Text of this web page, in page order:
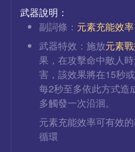
武器說明：
副詞條： 元素充能效率
武器特效：施放元素
果，在攻擊命中敵人
害，該效果將在15秒
每2秒至多依此方式造
多觸發一次沿洄。
元素充能效率可有效
循環